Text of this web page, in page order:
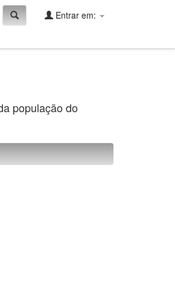
Entrar em:
população do